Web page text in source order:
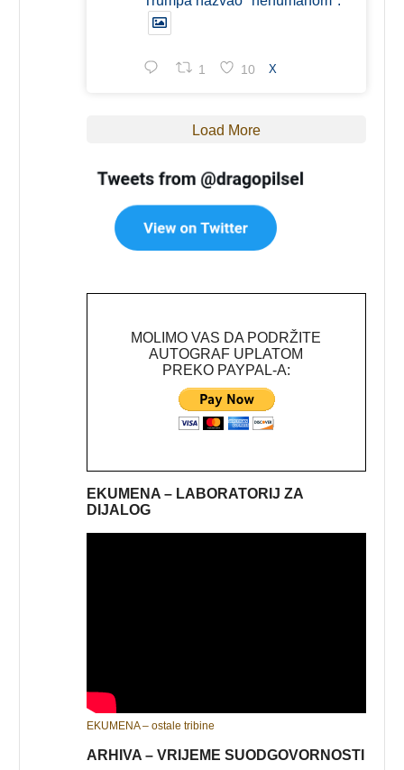
1 10 X
Load More
MOLIMO VAS DA PODRŽITE
AUTOGRAF UPLATOM
PREKO PAYPAL-A:
EKUMENA – LABORATORIJ ZA
DIJALOG
EKUMENA – ostale tribine
ARHIVA – VRIJEME SUODGOVORNOSTI